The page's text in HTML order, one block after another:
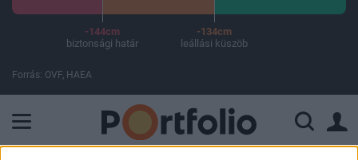
-144cm
biztonsági határ
-134cm
leállási küszöb
Forrás: OVF, HAEA